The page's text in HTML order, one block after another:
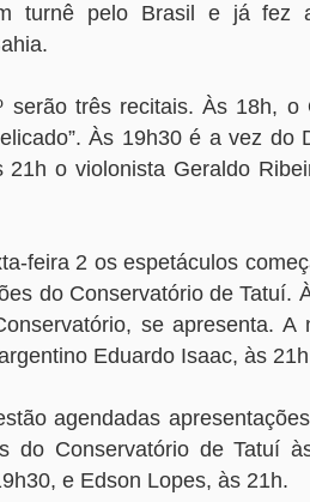
turnê pelo Brasil e já fez
serão três recitais. Às 18h, o
Às 19h30 é a vez do
21h o violonista Geraldo
feira 2 os espetáculos
do Conservatório de Tatuí.
se apresenta. A
Eduardo Isaac, às
agendadas
do Conservatório de Tatuí
e Edson Lopes, às 21h.